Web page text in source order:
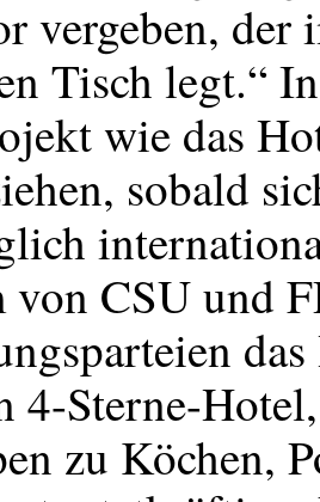
vergeben,
Tisch legt.“
wie das
sobald
von CSUund
4-Sterne-
zu Köchen,